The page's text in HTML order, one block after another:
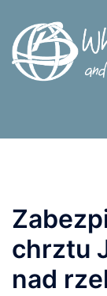
treści
chrztu
nad